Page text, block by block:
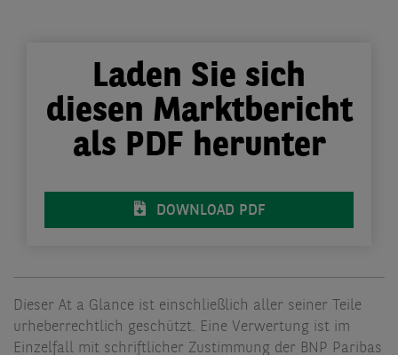
Laden Sie sich
diesen Marktbericht
als PDF herunter
DOWNLOAD PDF
Dieser At a Glance ist einschließlich aller seiner Teile
urheberrechtlich geschützt. Eine Verwertung ist im
Einzelfall mit schriftlicher Zustimmung der BNP Paribas